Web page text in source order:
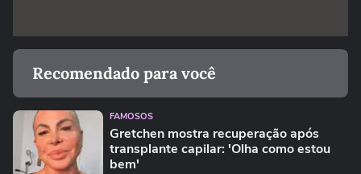
Recomendado para você
FAMOSOS
Gretchen mostra recuperação após
transplante capilar: 'Olha como estou
bem'